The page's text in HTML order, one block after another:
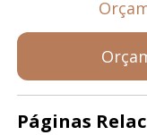
Páginas